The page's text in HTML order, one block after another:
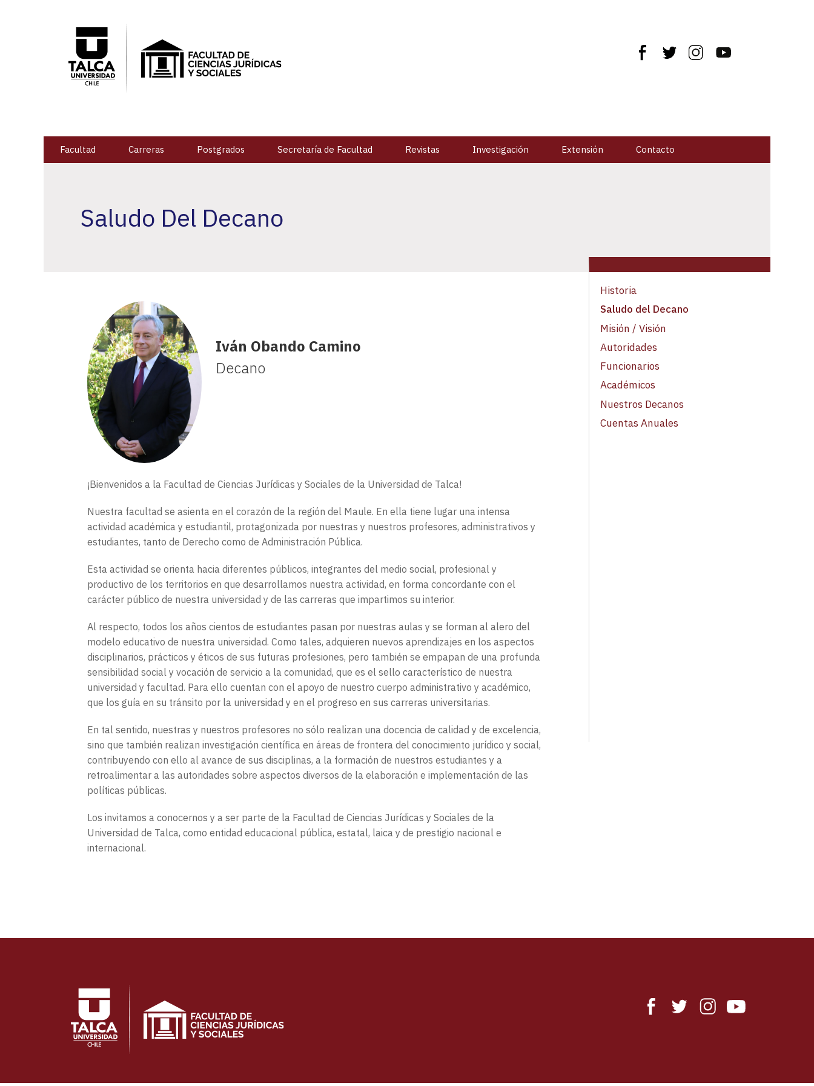
Facultad Carreras Postgrados Secretaría de Facultad Revistas Investigación Extensión Contacto
Saludo Del Decano
Iván Obando Camino
Decano
¡Bienvenidos a la Facultad de Ciencias Jurídicas y Sociales de la Universidad de Talca!
Nuestra facultad se asienta en el corazón de la región del Maule. En ella tiene lugar una intensa
actividad académica y estudiantil, protagonizada por nuestras y nuestros profesores, administrativos y
estudiantes, tanto de Derecho como de Administración Pública.
Esta actividad se orienta hacia diferentes públicos, integrantes del medio social, profesional y
productivo de los territorios en que desarrollamos nuestra actividad, en forma concordante con el
carácter público de nuestra universidad y de las carreras que impartimos su interior.
Al respecto, todos los años cientos de estudiantes pasan por nuestras aulas y se forman al alero del
modelo educativo de nuestra universidad. Como tales, adquieren nuevos aprendizajes en los aspectos
disciplinarios, prácticos y éticos de sus futuras profesiones, pero también se empapan de una profunda
sensibilidad social y vocación de servicio a la comunidad, que es el sello característico de nuestra
universidad y facultad. Para ello cuentan con el apoyo de nuestro cuerpo administrativo y académico,
que los guía en su tránsito por la universidad y en el progreso en sus carreras universitarias.
En tal sentido, nuestras y nuestros profesores no sólo realizan una docencia de calidad y de excelencia,
sino que también realizan investigación científica en áreas de frontera del conocimiento jurídico y social,
contribuyendo con ello al avance de sus disciplinas, a la formación de nuestros estudiantes y a
retroalimentar a las autoridades sobre aspectos diversos de la elaboración e implementación de las
políticas públicas.
Los invitamos a conocernos y a ser parte de la Facultad de Ciencias Jurídicas y Sociales de la
Universidad de Talca, como entidad educacional pública, estatal, laica y de prestigio nacional e
internacional.
Historia
Saludo del Decano
Misión / Visión
Autoridades
Funcionarios
Académicos
Nuestros Decanos
Cuentas Anuales